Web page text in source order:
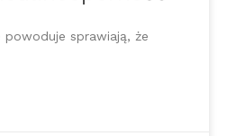
powoduje sprawiają, że